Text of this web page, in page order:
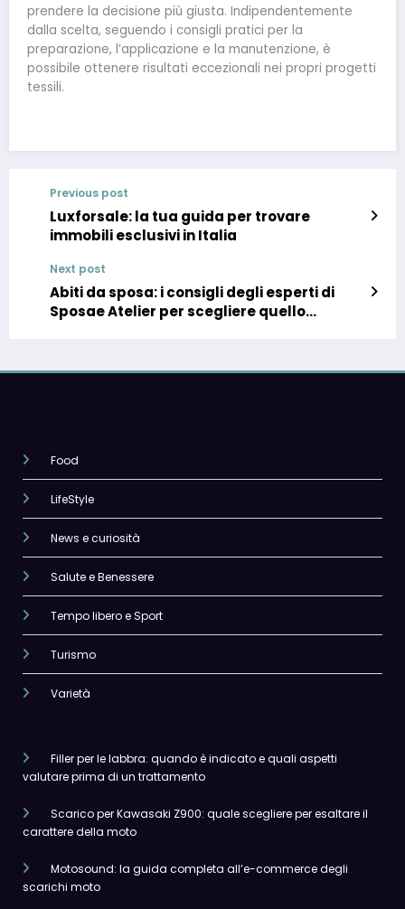
prendere la decisione più giusta. Indipendentemente
dalla scelta, seguendo i consigli pratici per la
preparazione, l’applicazione e la manutenzione, è
possibile ottenere risultati eccezionali nei propri progetti
tessili.
Previous post
Luxforsale: la tua guida per trovare
immobili esclusivi in Italia
Next post
Abiti da sposa: i consigli degli esperti di
Sposae Atelier per scegliere quello
Food
LifeStyle
News e curiosità
Salute e Benessere
Tempo libero e Sport
Turismo
Varietà
Filler per le labbra: quando è indicato e quali aspetti
valutare prima di un trattamento
Scarico per Kawasaki Z900: quale scegliere per esaltare il
carattere della moto
Motosound: la guida completa all’e-commerce degli
scarichi moto